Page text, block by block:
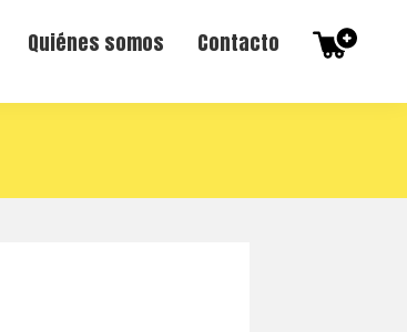
Quiénes somos Contacto